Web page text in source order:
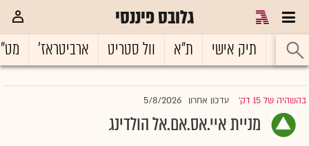
גלובס פיננסי
ראשי תיק אישי ת"א וול סטריט ארביטראז'
בהשהיה של 15 דק' |עדכון אחרון 5/8/2026
מניית איי.אס.אם.אל הולדינג